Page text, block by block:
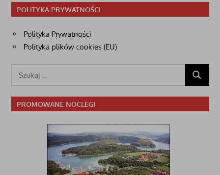
POLITYKA PRYWATNOŚCI
Polityka Prywatności
Polityka plików cookies (EU)
SZUKAJ
PROMOWANE NOCLEGI